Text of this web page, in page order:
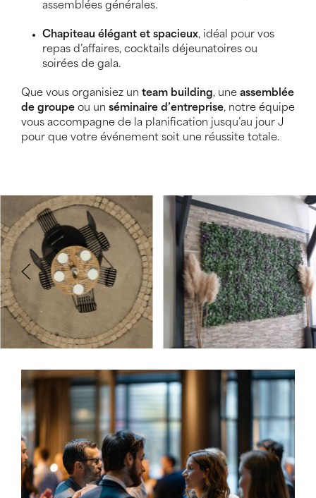
assemblées générales.
Chapiteau élégant et spacieux, idéal pour vos
repas d’affaires, cocktails déjeunatoires ou
soirées de gala.
Que vous organisiez un team building, une assemblée
de groupe ou un séminaire d’entreprise, notre équipe
vous accompagne de la planification jusqu’au jour J
pour que votre événement soit une réussite totale.